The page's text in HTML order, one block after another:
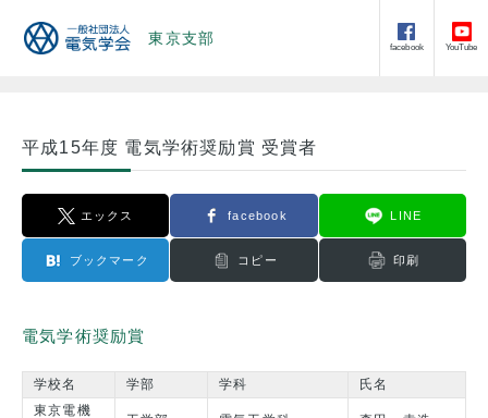
東京支部
facebook YouTube
平成15年度 電気学術奨励賞 受賞者
エックス facebook LINE
ブックマーク コピー 印刷
電気学術奨励賞
学校名 学部 学科
氏名
東京電機